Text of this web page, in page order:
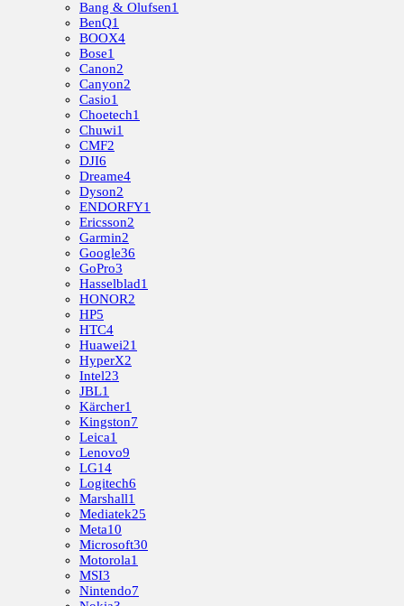
Bang & Olufsen1
BenQ1
BOOX4
Bose1
Canon2
Canyon2
Casio1
Choetech1
Chuwi1
CMF2
DJI6
Dreame4
Dyson2
ENDORFY1
Ericsson2
Garmin2
Google36
GoPro3
Hasselblad1
HONOR2
HP5
HTC4
Huawei21
HyperX2
Intel23
JBL1
Kärcher1
Kingston7
Leica1
Lenovo9
LG14
Logitech6
Marshall1
Mediatek25
Meta10
Microsoft30
Motorola1
MSI3
Nintendo7